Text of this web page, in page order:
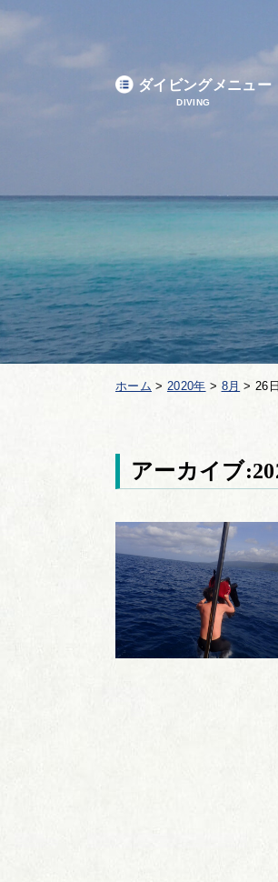
ダイビングメニュー
DIVING
ホーム > 2020年 > 8月 > 26日
アーカイブ